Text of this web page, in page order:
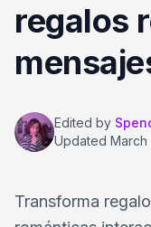
regalos
Edited by
Updated March
Transforma